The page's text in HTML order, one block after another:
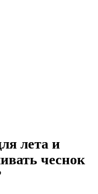
лета и
чеснок